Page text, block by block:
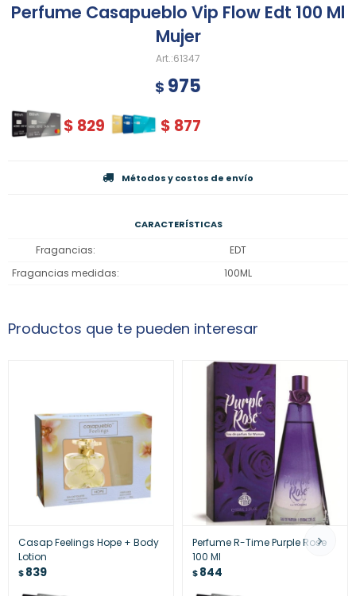
Perfume Casapueblo Vip Flow Edt 100 Ml
Mujer
61347
$ 975
$ 829 $ 877
Métodos y costos de envío
CARACTERÍSTICAS
Fragancias
EDT
Fragancias medidas
100ML
Productos que te pueden interesar
Casap Feelings Hope + Body
Lotion
$839
Perfume R-Time Purple Rose
100 Ml
$844